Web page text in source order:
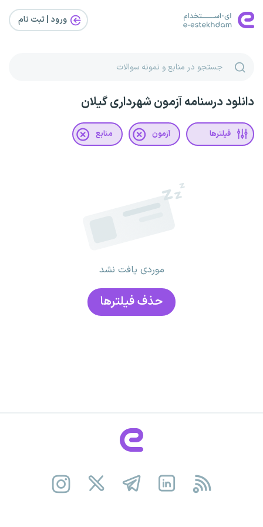
ورود | ثبت‌ نام
دانلود درسنامه آزمون شهرداری گیلان
فیلترها آزمون منابع
موردی یافت نشد
حذف فیلتر‌ها